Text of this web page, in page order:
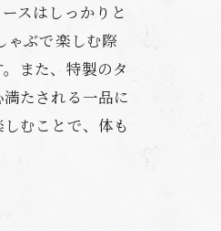
スはしっかりと
ゃぶで楽しむ際
また、特製のタ
たされる一品に
むことで、体も